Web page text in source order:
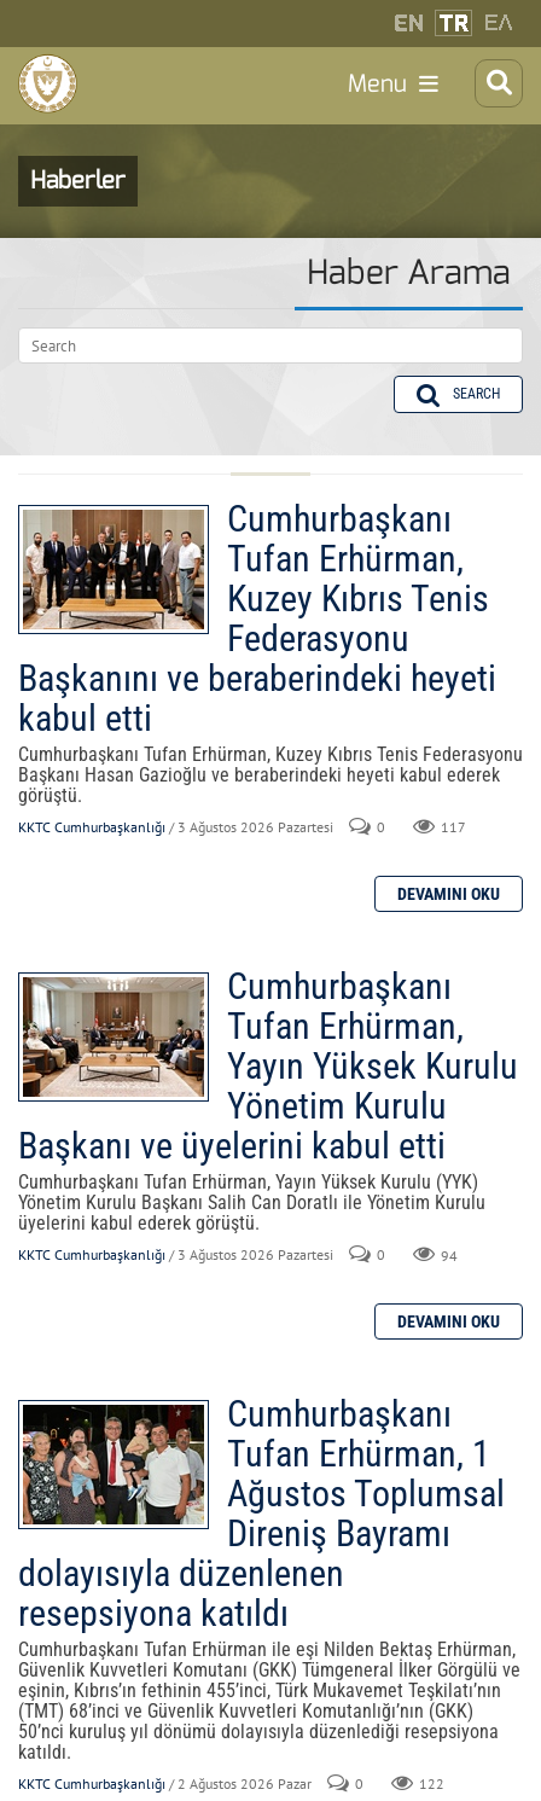
Menu
Haberler
Haber Arama
SEARCH
Cumhurbaşkanı
Tufan Erhürman,
Kuzey Kıbrıs Tenis
Federasyonu
Başkanını ve beraberindeki heyeti
kabul etti
Cumhurbaşkanı Tufan Erhürman, Kuzey Kıbrıs Tenis Federasyonu
Başkanı Hasan Gazioğlu ve beraberindeki heyeti kabul ederek
görüştü.
KKTC Cumhurbaşkanlığı / 3 Ağustos 2026 Pazartesi 0 117
Cumhurbaşkanı
Tufan Erhürman,
Yayın Yüksek Kurulu
Yönetim Kurulu
Başkanı ve üyelerini kabul etti
Cumhurbaşkanı Tufan Erhürman, Yayın Yüksek Kurulu (YYK)
Yönetim Kurulu Başkanı Salih Can Doratlı ile Yönetim Kurulu
üyelerini kabul ederek görüştü.
KKTC Cumhurbaşkanlığı / 3 Ağustos 2026 Pazartesi 0 94
Cumhurbaşkanı
Tufan Erhürman, 1
Ağustos Toplumsal
Direniş Bayramı
dolayısıyla düzenlenen
resepsiyona katıldı
Cumhurbaşkanı Tufan Erhürman ile eşi Nilden Bektaş Erhürman,
Güvenlik Kuvvetleri Komutanı (GKK) Tümgeneral İlker Görgülü ve
eşinin, Kıbrıs’ın fethinin 455’inci, Türk Mukavemet Teşkilatı’nın
(TMT) 68’inci ve Güvenlik Kuvvetleri Komutanlığı’nın (GKK)
50’nci kuruluş yıl dönümü dolayısıyla düzenlediği resepsiyona
katıldı.
KKTC Cumhurbaşkanlığı / 2 Ağustos 2026 Pazar 0 122